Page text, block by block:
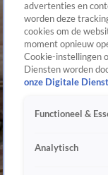
advertenties en
worden deze
cookies om de
moment opnieuw
Cookie-instellingen
Diensten worden
onze Digitale
Functioneel &
Analytisch